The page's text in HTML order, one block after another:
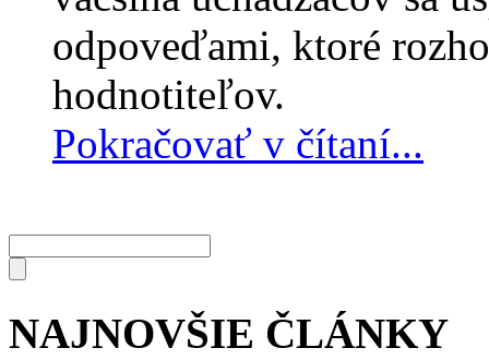
odpoveďami, ktoré
hodnotiteľov.
Pokračovať v čítaní...
NAJNOVŠIE ČLÁNKY